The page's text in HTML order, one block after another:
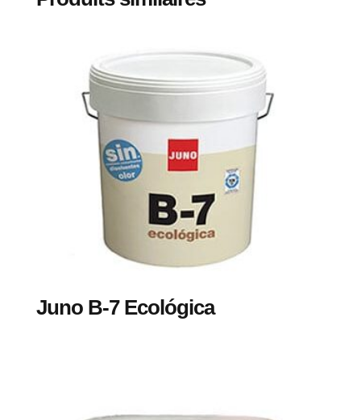
Juno B-7 Ecológica